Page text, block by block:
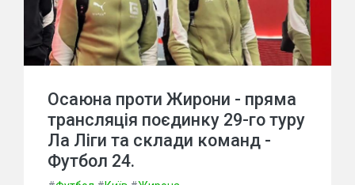
Осаюна проти Жирони - пряма
трансляція поєдинку 29-го туру
Ла Ліги та склади команд -
Футбол 24.